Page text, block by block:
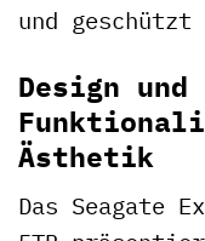
und
Design
Ästhetik
Das Seagate